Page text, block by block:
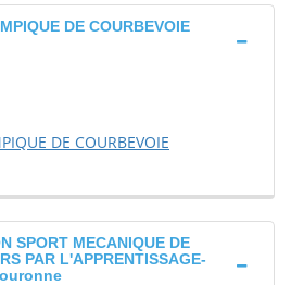
DE COURBEVOIE
DE COURBEVOIE
SPORT MECANIQUE DE
PAR L'APPRENTISSAGE-